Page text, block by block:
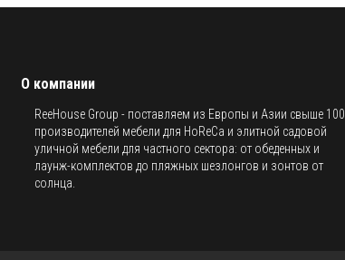
О компании
ReeHouse Group - поставляем из Европы и Азии свыше 100
производителей мебели для HoReCa и элитной садовой
уличной мебели для частного сектора: от обеденных и
лаунж-комплектов до пляжных шезлонгов и зонтов от
солнца.